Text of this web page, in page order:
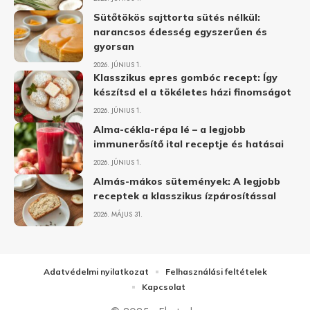
Sütőtökös sajttorta sütés nélkül:
narancsos édesség egyszerűen és
gyorsan
2026. JÚNIUS 1.
Klasszikus epres gombóc recept: Így
készítsd el a tökéletes házi finomságot
2026. JÚNIUS 1.
Alma-cékla-répa lé – a legjobb
immunerősítő ital receptje és hatásai
2026. JÚNIUS 1.
Almás-mákos sütemények: A legjobb
receptek a klasszikus ízpárosítással
2026. MÁJUS 31.
Adatvédelmi nyilatkozat
Felhasználási feltételek
Kapcsolat